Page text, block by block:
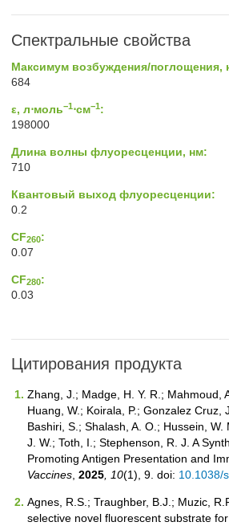
Спектральные свойства
Максимум возбуждения/поглощения,
684
ε, л⋅моль−1⋅см−1:
198000
Длина волны флуоресценции, нм:
710
Квантовый выход флуоресценции:
0.2
CF260:
0.07
CF280:
0.03
Цитирования продукта
Zhang, J.; Madge, H. Y. R.; Mahmoud,
Huang, W.; Koirala, P.; Gonzalez Cruz,
Bashiri, S.; Shalash, A. O.; Hussein, W.
J. W.; Toth, I.; Stephenson, R. J. A
Promoting Antigen Presentation and
Vaccines, 2025, 10(1), 9. doi: 10.1038/
Agnes, R.S.; Traughber, B.J.; Muzic,
selective novel fluorescent substrate